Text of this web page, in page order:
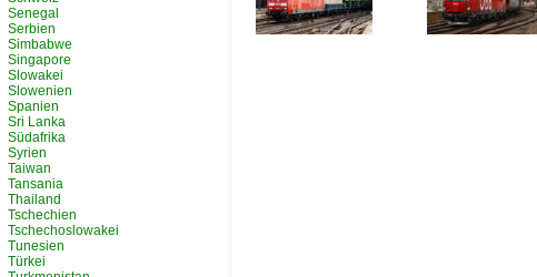
Senegal
Serbien
Simbabwe
Singapore
Slowakei
Slowenien
Spanien
Sri Lanka
Südafrika
Syrien
Taiwan
Tansania
Thailand
Tschechien
Tschechoslowakei
Tunesien
Türkei